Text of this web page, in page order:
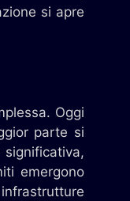
si apre
Oggi
parte si
significativa,
emergono